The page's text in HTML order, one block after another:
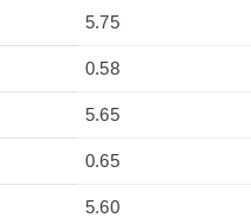
5.75
0.58
5.65
0.65
5.60